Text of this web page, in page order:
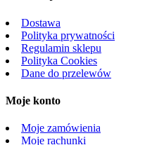
Dostawa
Polityka prywatności
Regulamin sklepu
Polityka Cookies
Dane do przelewów
Moje konto
Moje zamówienia
Moje rachunki